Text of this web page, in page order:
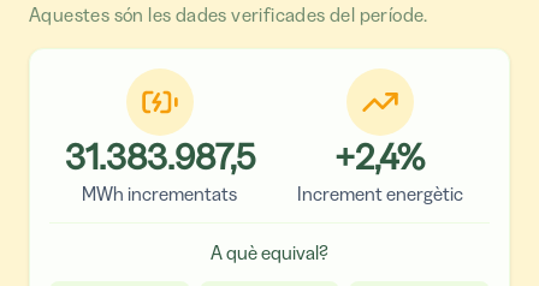
Aquestes són les dades verificades del període.
31.383.987,5
MWh incrementats
+2,4%
Increment energètic
A què equival?